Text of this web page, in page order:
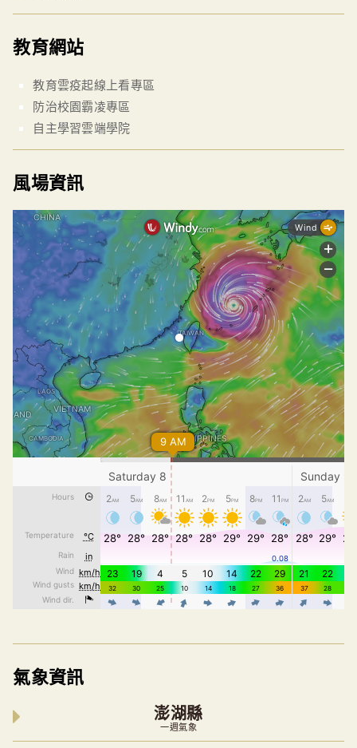
教育網站
教育雲疫起線上看專區
防治校園霸凌專區
自主學習雲端學院
風場資訊
氣象資訊
澎湖縣
一週氣象